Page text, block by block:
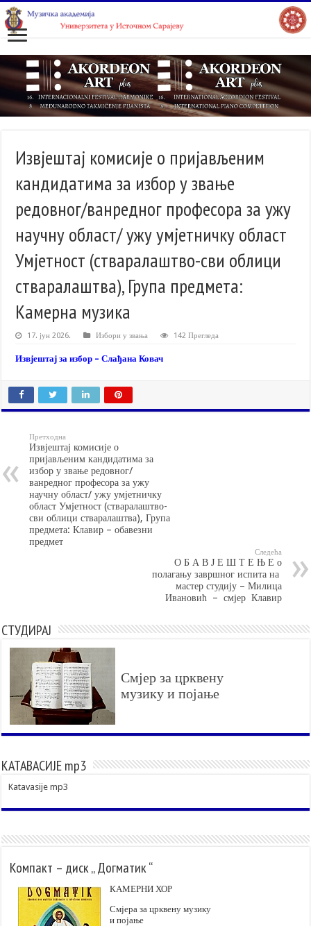
Извјештај комисије о пријављеним
кандидатима за избор у звање
редовног/ванредног професора за ужу
научну област/ ужу умјетничку област
Умјетност (стваралаштво-сви облици
стваралаштва), Група предмета:
Камерна музика
17. јун 2026. Избори у звања 142 Прегледа
Извјештај за избор – Слађана Ковач
Претходна
Извјештај комисије о
пријављеним кандидатима за
избор у звање редовног/
ванредног професора за ужу
научну област/ ужу умјетничку
област Умјетност (стваралаштво-
сви облици стваралаштва), Група
предмета: Клавир – обавезни
предмет
Следећа
О Б А В Ј Е Ш Т Е Њ Е о
полагању завршног испита на
мастер студију – Милица
Ивановић – смјер Клавир
СТУДИРАЈ
Смјер за црквену
музику и појање
КАТАВАСИЈЕ mp3
Katavasije mp3
Компакт – диск „ Догматик “
КАМЕРНИ ХОР
Смјера за црквену музику
и појање